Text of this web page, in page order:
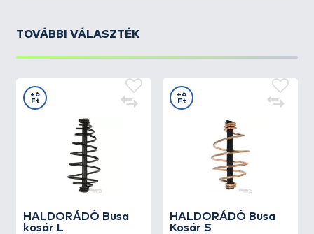
TOVÁBBI VÁLASZTÉK
HALDORÁDÓ Busa
kosár L
+6
Ft
HALDORÁDÓ Busa
Kosár S
+6
Ft